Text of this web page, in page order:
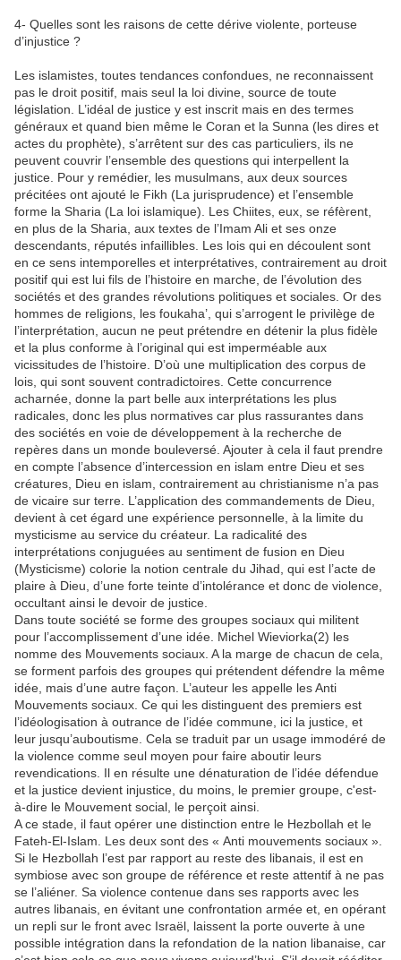
4- Quelles sont les raisons de cette dérive violente, porteuse
d’injustice ?
Les islamistes, toutes tendances confondues, ne reconnaissent
pas le droit positif, mais seul la loi divine, source de toute
législation. L’idéal de justice y est inscrit mais en des termes
généraux et quand bien même le Coran et la Sunna (les dires et
actes du prophète), s’arrêtent sur des cas particuliers, ils ne
peuvent couvrir l’ensemble des questions qui interpellent la
justice. Pour y remédier, les musulmans, aux deux sources
précitées ont ajouté le Fikh (La jurisprudence) et l’ensemble
forme la Sharia (La loi islamique). Les Chiites, eux, se réfèrent,
en plus de la Sharia, aux textes de l’Imam Ali et ses onze
descendants, réputés infaillibles. Les lois qui en découlent sont
en ce sens intemporelles et interprétatives, contrairement au droit
positif qui est lui fils de l’histoire en marche, de l’évolution des
sociétés et des grandes révolutions politiques et sociales. Or des
hommes de religions, les foukaha’, qui s’arrogent le privilège de
l’interprétation, aucun ne peut prétendre en détenir la plus fidèle
et la plus conforme à l’original qui est imperméable aux
vicissitudes de l’histoire. D’où une multiplication des corpus de
lois, qui sont souvent contradictoires. Cette concurrence
acharnée, donne la part belle aux interprétations les plus
radicales, donc les plus normatives car plus rassurantes dans
des sociétés en voie de développement à la recherche de
repères dans un monde bouleversé. Ajouter à cela il faut prendre
en compte l’absence d’intercession en islam entre Dieu et ses
créatures, Dieu en islam, contrairement au christianisme n’a pas
de vicaire sur terre. L’application des commandements de Dieu,
devient à cet égard une expérience personnelle, à la limite du
mysticisme au service du créateur. La radicalité des
interprétations conjuguées au sentiment de fusion en Dieu
(Mysticisme) colorie la notion centrale du Jihad, qui est l’acte de
plaire à Dieu, d’une forte teinte d’intolérance et donc de violence,
occultant ainsi le devoir de justice.
Dans toute société se forme des groupes sociaux qui militent
pour l’accomplissement d’une idée. Michel Wieviorka(2) les
nomme des Mouvements sociaux. A la marge de chacun de cela,
se forment parfois des groupes qui prétendent défendre la même
idée, mais d’une autre façon. L’auteur les appelle les Anti
Mouvements sociaux. Ce qui les distinguent des premiers est
l’idéologisation à outrance de l’idée commune, ici la justice, et
leur jusqu’auboutisme. Cela se traduit par un usage immodéré de
la violence comme seul moyen pour faire aboutir leurs
revendications. Il en résulte une dénaturation de l’idée défendue
et la justice devient injustice, du moins, le premier groupe, c'est-
à-dire le Mouvement social, le perçoit ainsi.
A ce stade, il faut opérer une distinction entre le Hezbollah et le
Fateh-El-Islam. Les deux sont des « Anti mouvements sociaux ».
Si le Hezbollah l’est par rapport au reste des libanais, il est en
symbiose avec son groupe de référence et reste attentif à ne pas
se l’aliéner. Sa violence contenue dans ses rapports avec les
autres libanais, en évitant une confrontation armée et, en opérant
un repli sur le front avec Israël, laissent la porte ouverte à une
possible intégration dans la refondation de la nation libanaise, car